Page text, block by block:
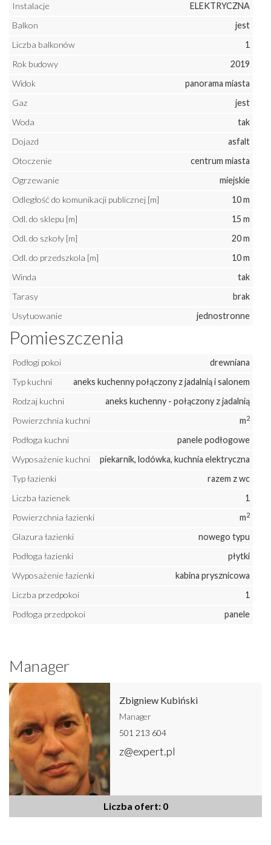
Instalacje
ELEKTRYCZNA
Balkon
jest
Liczba balkonów
1
Rok budowy
2019
Widok
panorama miasta
Gaz
jest
Woda
tak
Dojazd
asfalt
Otoczenie
centrum miasta
Ogrzewanie
miejskie
Odległość do komunikacji publicznej [m]
10 m
Odl. do sklepu [m]
15 m
Odl. do szkoły [m]
20 m
Odl. do przedszkola [m]
10 m
Winda
tak
Tarasy
brak
Usytuowanie
jednostronne
Pomieszczenia
Podłogi pokoi
drewniana
Typ kuchni
aneks kuchenny połączony z jadalnią i salonem
Rodzaj kuchni
aneks kuchenny - połączony z jadalnią
Powierzchnia kuchni
m2
Podłoga kuchni
panele podłogowe
Wyposażenie kuchni
piekarnik, lodówka, kuchnia elektryczna
Typ łazienki
razem z wc
Liczba łazienek
1
Powierzchnia łazienki
m2
Glazura łazienki
nowego typu
Podłoga łazienki
płytki
Wyposażenie łazienki
kabina prysznicowa
Liczba przedpokoi
1
Podłoga przedpokoi
panele
Manager
Zbigniew Kubiński
Manager
501 213 604
z@expert.pl
Liczba ofert: 0